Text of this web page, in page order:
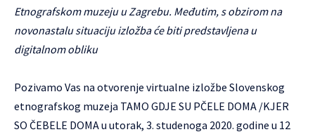
Etnografskom muzeju u Zagrebu. Međutim, s obzirom na
novonastalu situaciju izložba će biti predstavljena u
digitalnom obliku
Pozivamo Vas na otvorenje virtualne izložbe Slovenskog
etnografskog muzeja TAMO GDJE SU PČELE DOMA /KJER
SO ČEBELE DOMA u utorak, 3. studenoga 2020. godine u 12